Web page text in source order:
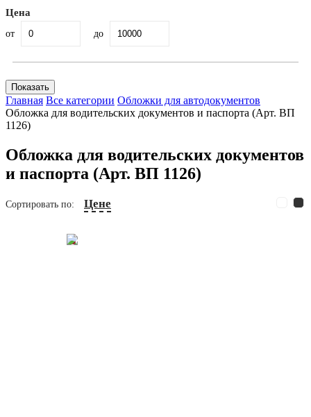
Цена
от до
Главная Все категории Обложки для автодокументов
Обложка для водительских документов и паспорта (Арт. ВП
1126)
Обложка для водительских документов
и паспорта (Арт. ВП 1126)
Сортировать по: Цене